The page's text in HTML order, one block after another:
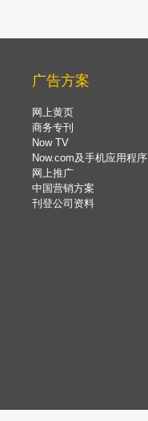
广告方案
网上黄页
商务专刊
Now TV
Now.com及手机应用程序
网上推广
中国营销方案
刊登公司资料